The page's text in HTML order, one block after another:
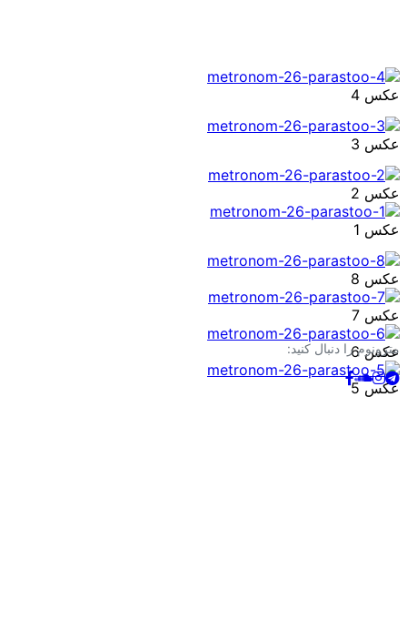
مترونوم را دنبال کنید:
عکس 4
عکس 3
عکس 2
عکس 1
عکس 8
عکس 7
عکس 6
عکس 5